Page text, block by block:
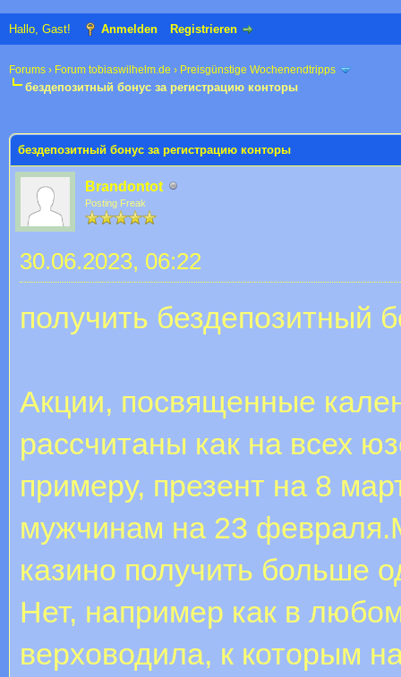
Hallo, Gast! Anmelden Registrieren
Forums › Forum tobiaswilhelm.de › Preisgünstige Wochenendtripps
бездепозитный бонус за регистрацию конторы
бездепозитный бонус за регистрацию конторы
Brandontot
Posting Freak
30.06.2023, 06:22
получить бездепозитный
Акции, посвященные
рассчитаны как на всех
примеру, презент на 8
мужчинам на 23
казино получить больше
Нет, например как в
верховодила, к которым